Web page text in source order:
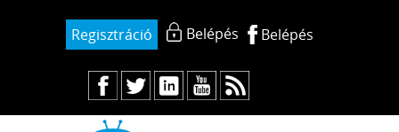
Regisztráció Belépés Belépés